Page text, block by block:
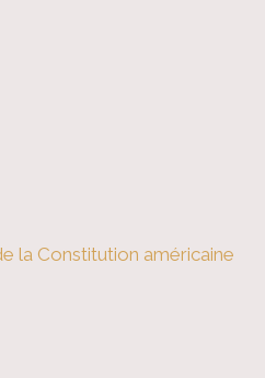
la Constitution américaine